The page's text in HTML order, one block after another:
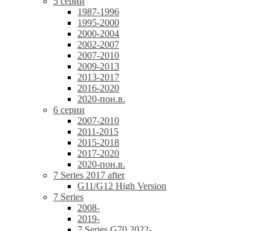
1987-1996
1995-2000
2000-2004
2002-2007
2007-2010
2009-2013
2013-2017
2016-2020
2020-пон.в.
6 серии
2007-2010
2011-2015
2015-2018
2017-2020
2020-пон.в.
7 Series 2017 after
G11/G12 High Version
7 Series
2008-
2019-